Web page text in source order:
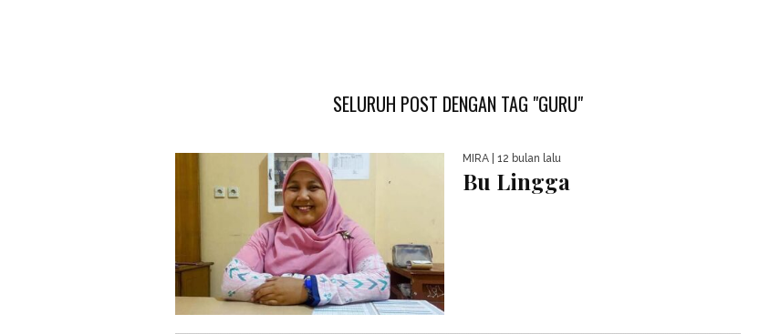
SELURUH POST DENGAN TAG "GURU"
MIRA | 12 bulan lalu
Bu Lingga